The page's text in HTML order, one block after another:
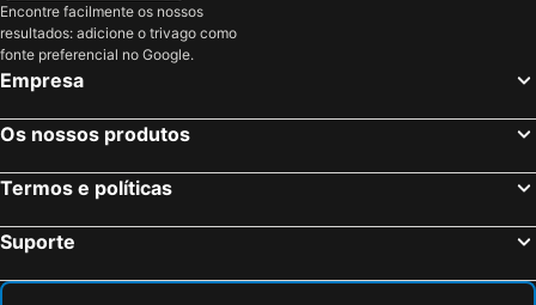
Hotel Mirella
Blu Hotel Acquaseria
Hotel Garni Pegrà
Hotel Rezia
Hotel Sassella
Hotel Delle Alpi
DOMUS CAVOUR Rooms&Suites
Bed and Breakfast Sweet Home
Encontre facilmente os nossos
resultados: adicione o trivago como
fonte preferencial no Google.
Empresa
Os nossos produtos
Termos e políticas
Suporte